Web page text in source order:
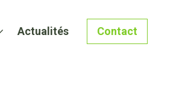
Actualités Contact